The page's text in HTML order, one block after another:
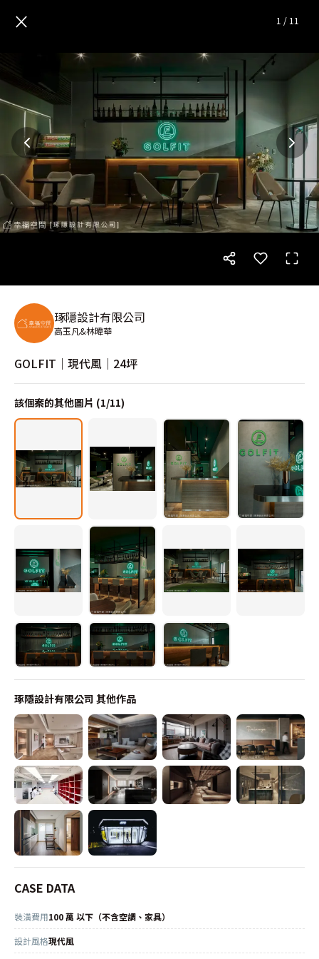
GOLFIT｜現代風｜24坪 — 完
× 1 / 11
琢隱設計有限公司
高玉凡&林暐華
GOLFIT｜現代風｜24坪
該個案的其他圖片 (1/11)
琢隱設計有限公司 其他作品
CASE DATA
裝潢費用100 萬 以下（不含空調、家具）
設計風格現代風